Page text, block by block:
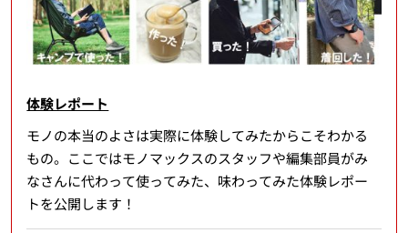
体験レポート
モノの本当のよさは実際に体験してみたからこそわかる
もの。ここではモノマックスのスタッフや編集部員がみ
なさんに代わって使ってみた、味わってみた体験レポー
トを公開します！